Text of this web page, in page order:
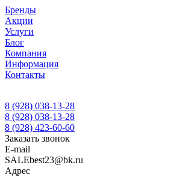
Бренды
Акции
Услуги
Блог
Компания
Информация
Контакты
8 (928) 038-13-28
8 (928) 038-13-28
8 (928) 423-60-60
Заказать звонок
E-mail
SALEbest23@bk.ru
Адрес